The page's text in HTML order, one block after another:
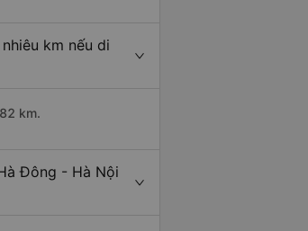
km nếu di
km.
Đông - Hà Nội